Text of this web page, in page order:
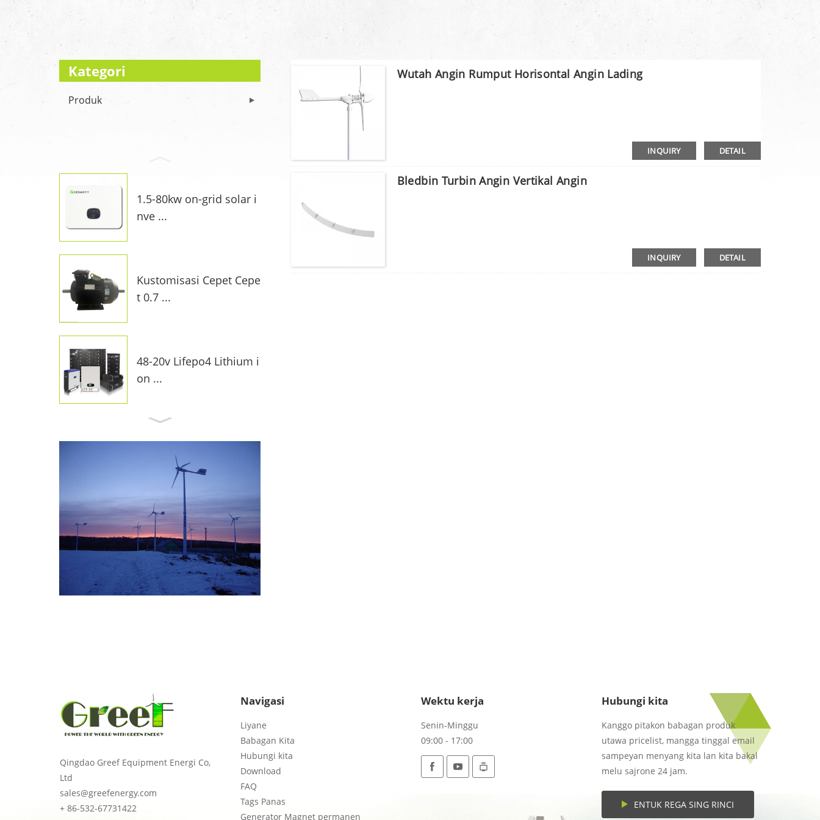
Kategori
Produk
1.5-80kw on-grid solar i
nve ...
Kustomisasi Cepet Cepe
t 0.7 ...
48-20v Lifepo4 Lithium i
on ...
10kw ing Grid Surya Sist
Pengontrol Mppt Charg
e Charge ...
Wutah Angin Rumput Horisontal Angin Lading
INQUIRY DETAIL
Bledbin Turbin Angin Vertikal Angin
INQUIRY DETAIL
Qingdao Greef Equipment Energi Co,
Ltd
sales@greefenergy.com
+ 86-532-67731422
Navigasi
Liyane
Babagan Kita
Hubungi kita
Download
FAQ
Tags Panas
Generator Magnet permanen
Wektu kerja
Senin-Minggu
09:00 - 17:00
Hubungi kita
Kanggo pitakon babagan produk
utawa pricelist, mangga tinggal email
sampeyan menyang kita lan kita bakal
melu sajrone 24 jam.
ENTUK REGA SING RINCI